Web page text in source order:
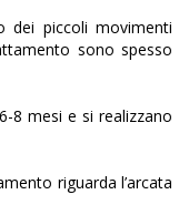
dei piccoli movimenti
sono spesso
8 mesi e si realizzano
riguarda l’arcata